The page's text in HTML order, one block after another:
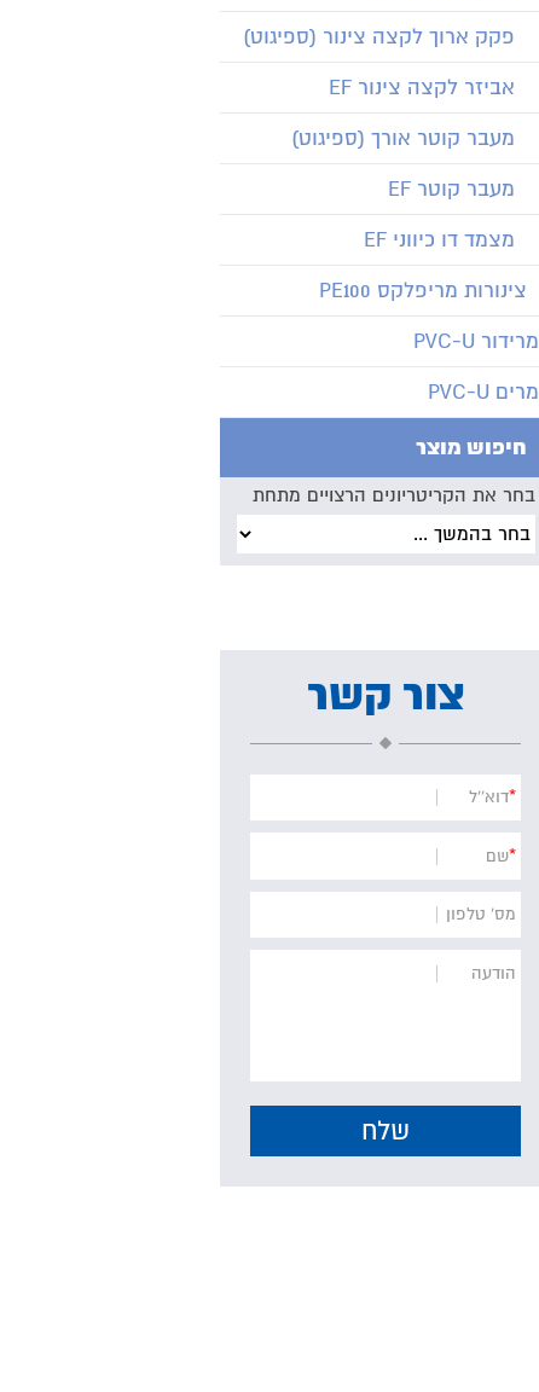
פקק ארוך לקצה צינור (ספיגוט)
אביזר לקצה צינור EF
מעבר קוטר אורך (ספיגוט)
מעבר קוטר EF
מצמד דו כיווני EF
צינורות מריפלקס PE100
מרידור PVC-U
מרים PVC-U
חיפוש מוצר
בחר את הקריטריונים הרצויים מתחת
צור קשר
*דוא''ל
*שם
מס' טלפון
הודעה